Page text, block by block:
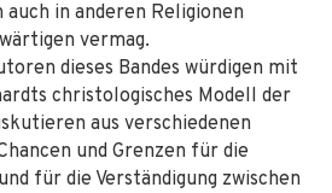
in anderen Religionen
vermag.
dieses Bandes würdigen mit
christologisches Modell der
aus verschiedenen
und Grenzen für die
für die Verständigung zwischen